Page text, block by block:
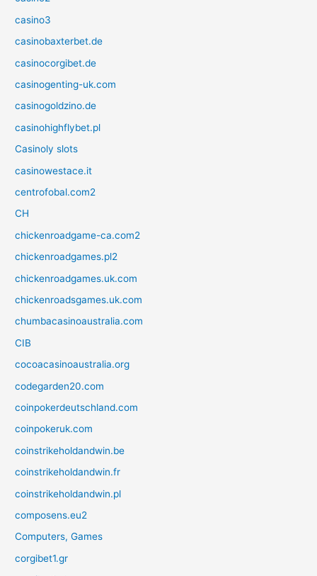
casino3
casinobaxterbet.de
casinocorgibet.de
casinogenting-uk.com
casinogoldzino.de
casinohighflybet.pl
Casinoly slots
casinowestace.it
centrofobal.com2
CH
chickenroadgame-ca.com2
chickenroadgames.pl2
chickenroadgames.uk.com
chickenroadsgames.uk.com
chumbacasinoaustralia.com
CIB
cocoacasinoaustralia.org
codegarden20.com
coinpokerdeutschland.com
coinpokeruk.com
coinstrikeholdandwin.be
coinstrikeholdandwin.fr
coinstrikeholdandwin.pl
composens.eu2
Computers, Games
corgibet1.gr